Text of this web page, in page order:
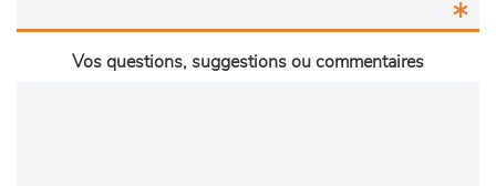
Vos questions, suggestions ou commentaires